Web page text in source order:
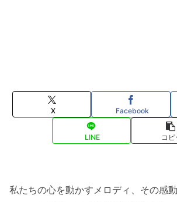
X Facebook
LINE コピ
私たちの心を動かすメロディ、その感